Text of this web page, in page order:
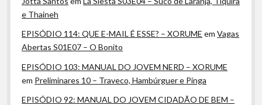
e Thaineh
EPISÓDIO 114: QUE E-MAIL É ESSE? – XORUME emVagas
Abertas S01E07 – O Bonito
EPISÓDIO 103: MANUAL DO JOVEM NERD – XORUME
em Preliminares 10 – Traveco, Hambúrguer e Pinga
EPISÓDIO 92: MANUAL DO JOVEM CIDADÃO DE BEM –